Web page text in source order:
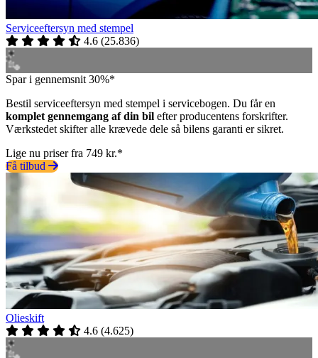
Serviceeftersyn med stempel
4.6 (25.836)
Spar i gennemsnit 30%*
Bestil serviceeftersyn med stempel i servicebogen. Du får en
komplet gennemgang af din bil efter producentens forskrifter.
Værkstedet skifter alle krævede dele så bilens garanti er sikret.
Lige nu priser fra 749 kr.*
Få tilbud
Olieskift
4.6 (4.625)